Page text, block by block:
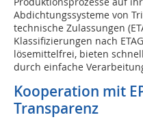
Abdichtungssysteme von
technische Zulassungen
Klassifizierungen nach
lösemittelfrei, bieten
durch einfache
Kooperation mit
Transparenz